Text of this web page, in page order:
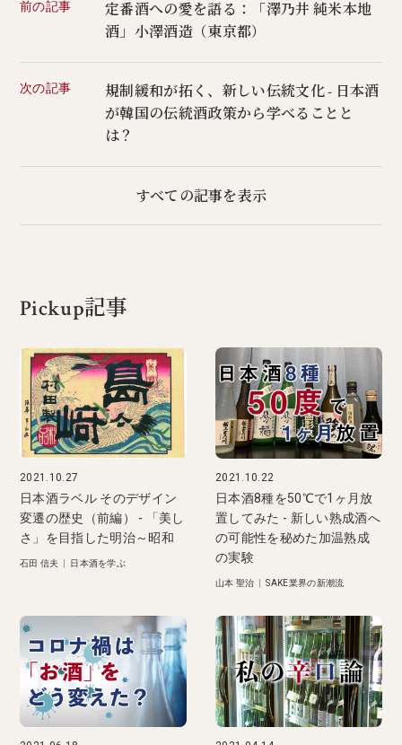
前の記事
定番酒への愛を語る：「澤乃井 純米本地
酒」小澤酒造（東京都）
次の記事
規制緩和が拓く、新しい伝統文化 - 日本酒
が韓国の伝統酒政策から学べることと
は？
すべての記事を表示
Pickup記事
2021.10.27
日本酒ラベル そのデザイン
変遷の歴史（前編） - 「美し
さ」を目指した明治～昭和
石田 信夫 日本酒を学ぶ
2021.10.22
日本酒8種を50℃で1ヶ月放
置してみた - 新しい熟成酒へ
の可能性を秘めた加温熟成
の実験
山本 聖治 |SAKE業界の新潮流